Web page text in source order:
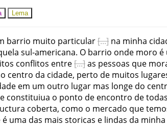
Lema
barrio muito particular na minha
sul-americana. O barrio onde moro é
conflitos entre as pessoas que
centro da cidade, perto de muitos
em um outro lugar mas longe do
constituiua o ponto de encontro detodas
coberta, como o mercado que
é uma das mais storicas e lindas da minha